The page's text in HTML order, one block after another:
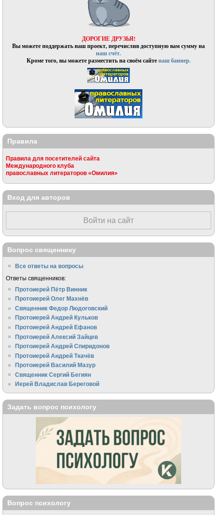
ДОРОГИЕ ДРУЗЬЯ!
Вы можете поддержать наш проект, перечислив доступную вам сумму на
наш счёт.
Кроме того, вы можете разместить на своём сайтенаш баннер.
Правила
Правила для посетителей сайта
Международного клуба
православных литераторов «Омилия»
Вход для авторов
Войти на сайт
Вопрос священнику
Все ответы на вопросы
Ответы священников:
Протоиерей Пётр Винник
Протоиерей Олег Махнёв
Священник Федор Людоговский
Протоиерей Андрей Кульков
Протоиерей Андрей Ефанов
Протоиерей Алексий Зайцев
Протоиерей Андрей Спиридонов
Протоиерей Андрей Ткачёв
Протоиерей Василий Мазур
Священник Сергий Бегиян
Иерей Владислав Береговой
Задать вопрос психологу
Вопрос психологу